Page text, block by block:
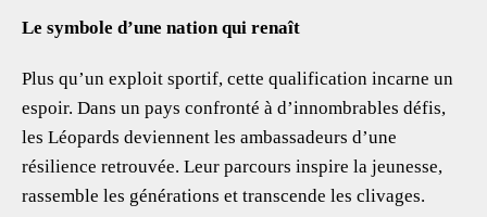
Le symbole d’une nation qui renaît
Plus qu’un exploit sportif, cette qualification incarne un
espoir. Dans un pays confronté à d’innombrables défis,
les Léopards deviennent les ambassadeurs d’une
résilience retrouvée. Leur parcours inspire la jeunesse,
rassemble les générations et transcende les clivages.